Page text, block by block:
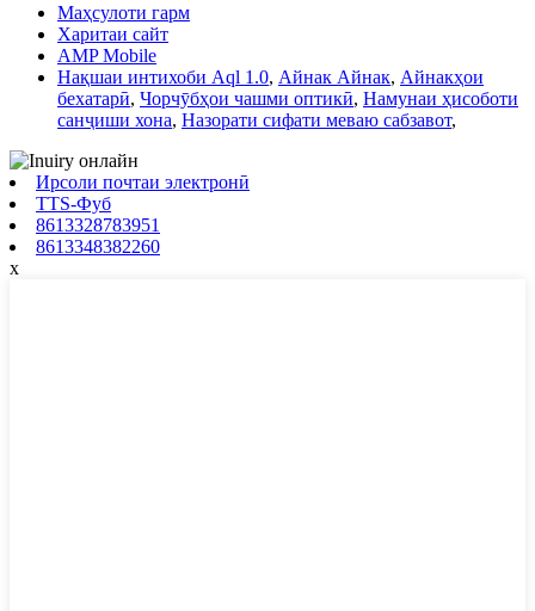
Маҳсулоти гарм
Харитаи сайт
AMP Mobile
Нақшаи интихоби Aql 1.0, Айнак Айнак, Айнакҳои
бехатарӣ, Чорчӯбҳои чашми оптикӣ, Намунаи ҳисоботи
санҷиши хона, Назорати сифати меваю сабзавот,
Ирсоли почтаи электронӣ
TTS-Фуб
8613328783951
8613348382260
x